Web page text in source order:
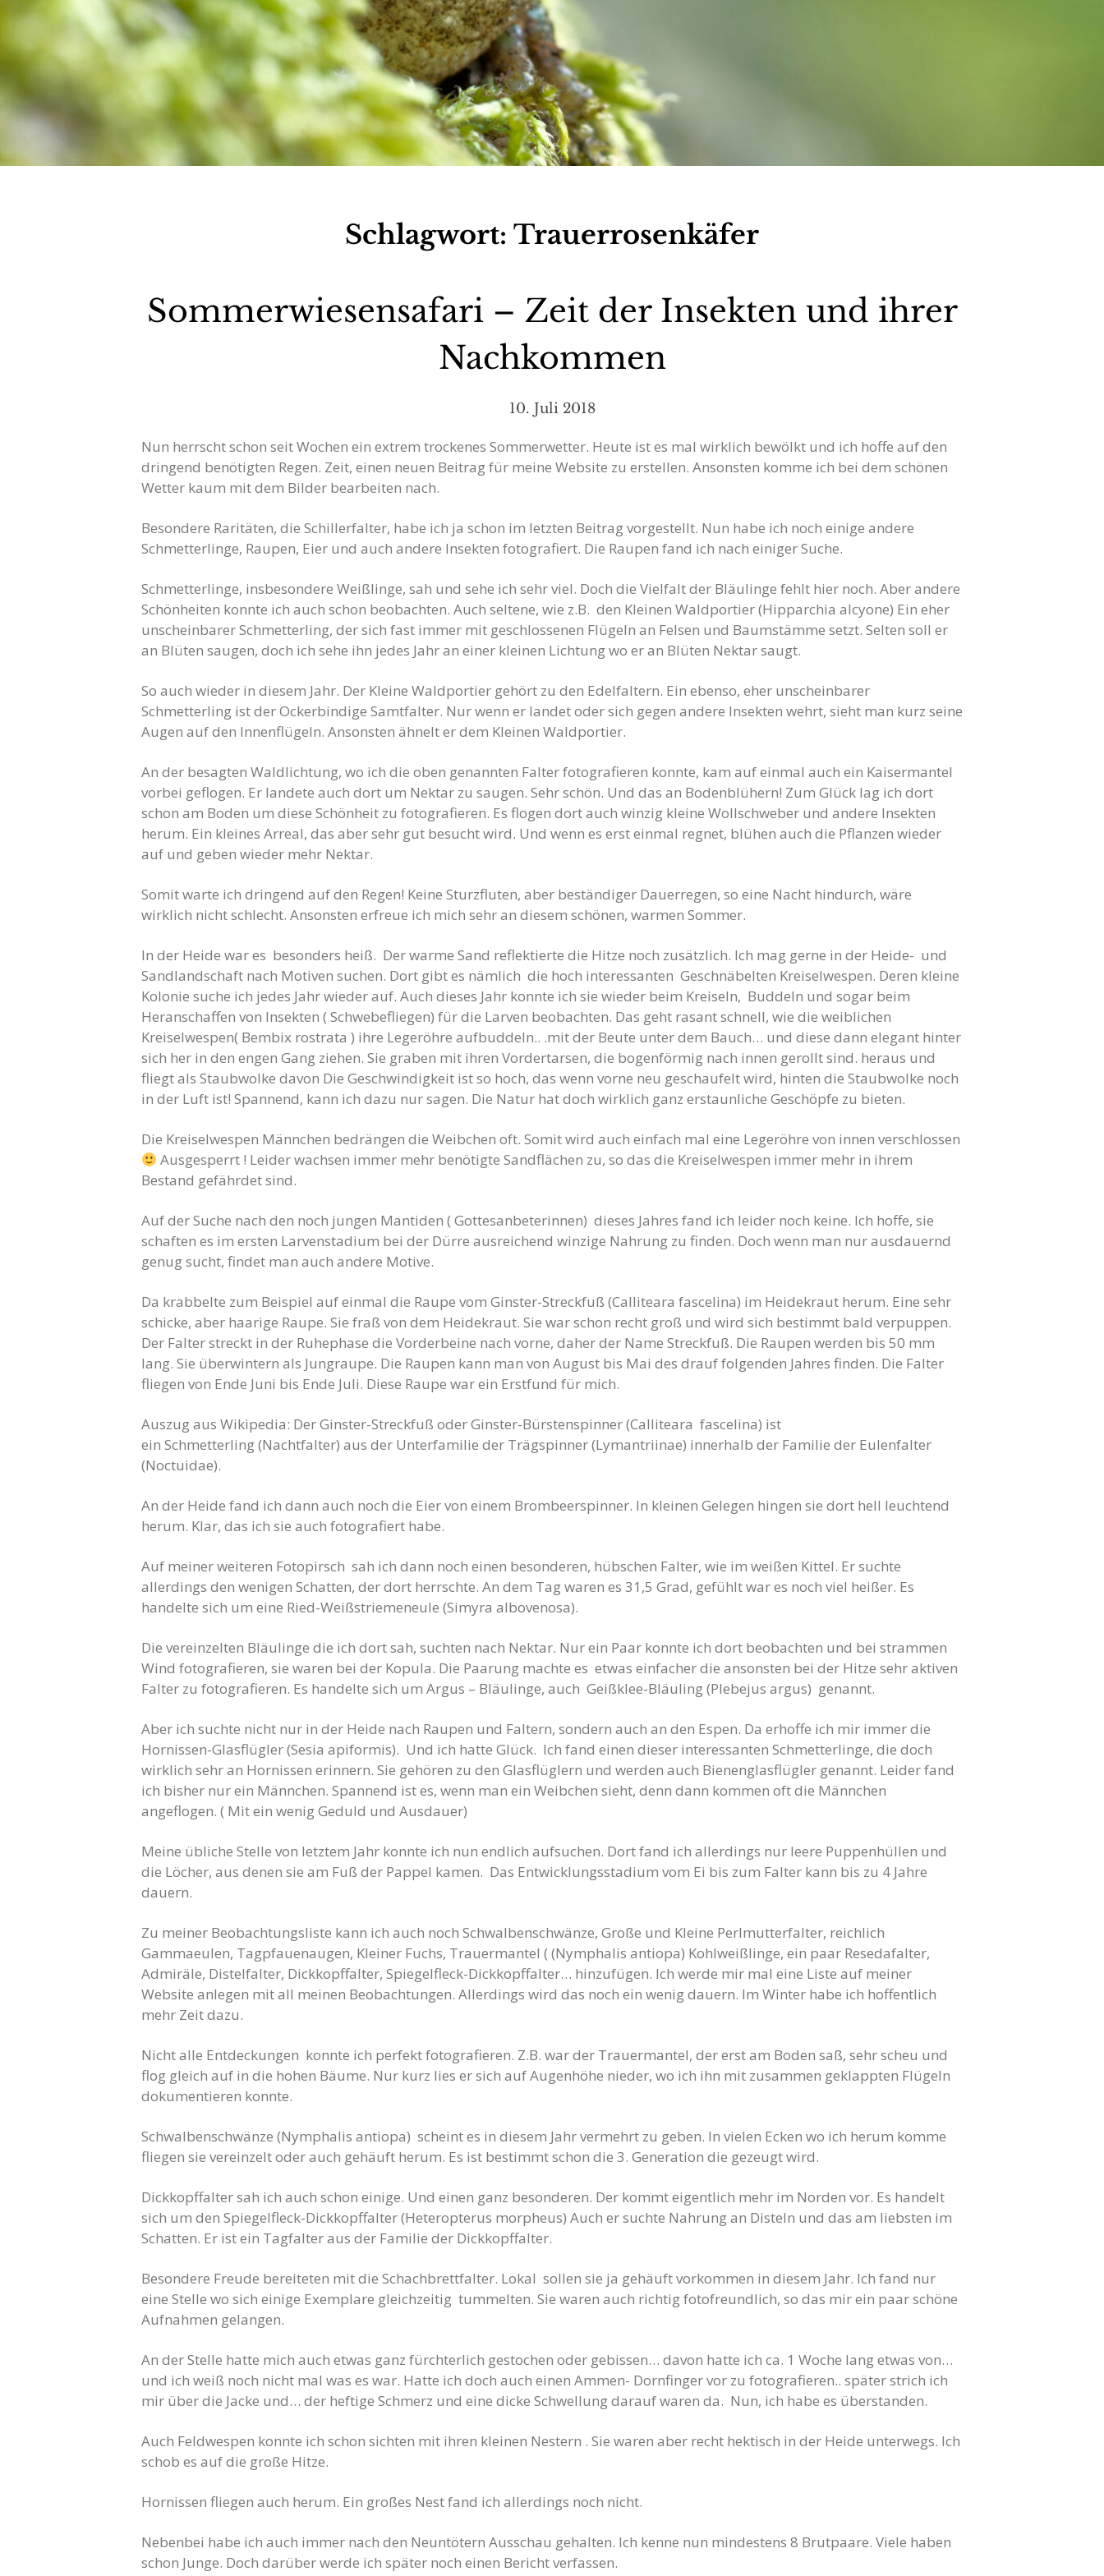
Schlagwort: Trauerrosenkäfer
Sommerwiesensafari – Zeit der Insekten und ihrer
Nachkommen
10. Juli 2018
Nun herrscht schon seit Wochen ein extrem trockenes Sommerwetter. Heute ist es mal wirklich bewölkt und ich hoffe auf den
dringend benötigten Regen. Zeit, einen neuen Beitrag für meine Website zu erstellen. Ansonsten komme ich bei dem schönen
Wetter kaum mit dem Bilder bearbeiten nach.
Besondere Raritäten, die Schillerfalter, habe ich ja schon im letzten Beitrag vorgestellt. Nun habe ich noch einige andere
Schmetterlinge, Raupen, Eier und auch andere Insekten fotografiert. Die Raupen fand ich nach einiger Suche.
Schmetterlinge, insbesondere Weißlinge, sah und sehe ich sehr viel. Doch die Vielfalt der Bläulinge fehlt hier noch. Aber andere
Schönheiten konnte ich auch schon beobachten. Auch seltene, wie z.B. den Kleinen Waldportier (Hipparchia alcyone) Ein eher
unscheinbarer Schmetterling, der sich fast immer mit geschlossenen Flügeln an Felsen und Baumstämme setzt. Selten soll er
an Blüten saugen, doch ich sehe ihn jedes Jahr an einer kleinen Lichtung wo er an Blüten Nektar saugt.
So auch wieder in diesem Jahr. Der Kleine Waldportier gehört zu den Edelfaltern. Ein ebenso, eher unscheinbarer
Schmetterling ist der Ockerbindige Samtfalter. Nur wenn er landet oder sich gegen andere Insekten wehrt, sieht man kurz seine
Augen auf den Innenflügeln. Ansonsten ähnelt er dem Kleinen Waldportier.
An der besagten Waldlichtung, wo ich die oben genannten Falter fotografieren konnte, kam auf einmal auch ein Kaisermantel
vorbei geflogen. Er landete auch dort um Nektar zu saugen. Sehr schön. Und das an Bodenblühern! Zum Glück lag ich dort
schon am Boden um diese Schönheit zu fotografieren. Es flogen dort auch winzig kleine Wollschweber und andere Insekten
herum. Ein kleines Arreal, das aber sehr gut besucht wird. Und wenn es erst einmal regnet, blühen auch die Pflanzen wieder
auf und geben wieder mehr Nektar.
Somit warte ich dringend auf den Regen! Keine Sturzfluten, aber beständiger Dauerregen, so eine Nacht hindurch, wäre
wirklich nicht schlecht. Ansonsten erfreue ich mich sehr an diesem schönen, warmen Sommer.
In der Heide war es besonders heiß. Der warme Sand reflektierte die Hitze noch zusätzlich. Ich mag gerne in der Heide- und
Sandlandschaft nach Motiven suchen. Dort gibt es nämlich die hoch interessanten Geschnäbelten Kreiselwespen. Deren kleine
Kolonie suche ich jedes Jahr wieder auf. Auch dieses Jahr konnte ich sie wieder beim Kreiseln, Buddeln und sogar beim
Heranschaffen von Insekten ( Schwebefliegen) für die Larven beobachten. Das geht rasant schnell, wie die weiblichen
Kreiselwespen( Bembix rostrata ) ihre Legeröhre aufbuddeln.. .mit der Beute unter dem Bauch… und diese dann elegant hinter
sich her in den engen Gang ziehen. Sie graben mit ihren Vordertarsen, die bogenförmig nach innen gerollt sind. heraus und
fliegt als Staubwolke davon Die Geschwindigkeit ist so hoch, das wenn vorne neu geschaufelt wird, hinten die Staubwolke noch
in der Luft ist! Spannend, kann ich dazu nur sagen. Die Natur hat doch wirklich ganz erstaunliche Geschöpfe zu bieten.
Die Kreiselwespen Männchen bedrängen die Weibchen oft. Somit wird auch einfach mal eine Legeröhre von innen verschlossen
Ausgesperrt ! Leider wachsen immer mehr benötigte Sandflächen zu, so das die Kreiselwespen immer mehr in ihrem
Bestand gefährdet sind.
Auf der Suche nach den noch jungen Mantiden ( Gottesanbeterinnen) dieses Jahres fand ich leider noch keine. Ich hoffe, sie
schaften es im ersten Larvenstadium bei der Dürre ausreichend winzige Nahrung zu finden. Doch wenn man nur ausdauernd
genug sucht, findet man auch andere Motive.
Da krabbelte zum Beispiel auf einmal die Raupe vom Ginster-Streckfuß (Calliteara fascelina) im Heidekraut herum. Eine sehr
schicke, aber haarige Raupe. Sie fraß von dem Heidekraut. Sie war schon recht groß und wird sich bestimmt bald verpuppen.
Der Falter streckt in der Ruhephase die Vorderbeine nach vorne, daher der Name Streckfuß. Die Raupen werden bis 50 mm
lang. Sie überwintern als Jungraupe. Die Raupen kann man von August bis Mai des drauf folgenden Jahres finden. Die Falter
fliegen von Ende Juni bis Ende Juli. Diese Raupe war ein Erstfund für mich.
Auszug aus Wikipedia: Der Ginster-Streckfuß oder Ginster-Bürstenspinner (Calliteara fascelina) ist
ein Schmetterling (Nachtfalter) aus der Unterfamilie der Trägspinner (Lymantriinae) innerhalb der Familie der Eulenfalter
(Noctuidae).
An der Heide fand ich dann auch noch die Eier von einem Brombeerspinner. In kleinen Gelegen hingen sie dort hell leuchtend
herum. Klar, das ich sie auch fotografiert habe.
Auf meiner weiteren Fotopirsch sah ich dann noch einen besonderen, hübschen Falter, wie im weißen Kittel. Er suchte
allerdings den wenigen Schatten, der dort herrschte. An dem Tag waren es 31,5 Grad, gefühlt war es noch viel heißer. Es
handelte sich um eine Ried-Weißstriemeneule (Simyra albovenosa).
Die vereinzelten Bläulinge die ich dort sah, suchten nach Nektar. Nur ein Paar konnte ich dort beobachten und bei strammen
Wind fotografieren, sie waren bei der Kopula. Die Paarung machte es etwas einfacher die ansonsten bei der Hitze sehr aktiven
Falter zu fotografieren. Es handelte sich um Argus – Bläulinge, auch Geißklee-Bläuling (Plebejus argus) genannt.
Aber ich suchte nicht nur in der Heide nach Raupen und Faltern, sondern auch an den Espen. Da erhoffe ich mir immer die
Hornissen-Glasflügler (Sesia apiformis). Und ich hatte Glück. Ich fand einen dieser interessanten Schmetterlinge, die doch
wirklich sehr an Hornissen erinnern. Sie gehören zu den Glasflüglern und werden auch Bienenglasflügler genannt. Leider fand
ich bisher nur ein Männchen. Spannend ist es, wenn man ein Weibchen sieht, denn dann kommen oft die Männchen
angeflogen. ( Mit ein wenig Geduld und Ausdauer)
Meine übliche Stelle von letztem Jahr konnte ich nun endlich aufsuchen. Dort fand ich allerdings nur leere Puppenhüllen und
die Löcher, aus denen sie am Fuß der Pappel kamen. Das Entwicklungsstadium vom Ei bis zum Falter kann bis zu 4 Jahre
dauern.
Zu meiner Beobachtungsliste kann ich auch noch Schwalbenschwänze, Große und Kleine Perlmutterfalter, reichlich
Gammaeulen, Tagpfauenaugen, Kleiner Fuchs, Trauermantel ( (Nymphalis antiopa) Kohlweißlinge, ein paar Resedafalter,
Admiräle, Distelfalter, Dickkopffalter, Spiegelfleck-Dickkopffalter… hinzufügen. Ich werde mir mal eine Liste auf meiner
Website anlegen mit all meinen Beobachtungen. Allerdings wird das noch ein wenig dauern. Im Winter habe ich hoffentlich
mehr Zeit dazu.
Nicht alle Entdeckungen konnte ich perfekt fotografieren. Z.B. war der Trauermantel, der erst am Boden saß, sehr scheu und
flog gleich auf in die hohen Bäume. Nur kurz lies er sich auf Augenhöhe nieder, wo ich ihn mit zusammen geklappten Flügeln
dokumentieren konnte.
Schwalbenschwänze (Nymphalis antiopa) scheint es in diesem Jahr vermehrt zu geben. In vielen Ecken wo ich herum komme
fliegen sie vereinzelt oder auch gehäuft herum. Es ist bestimmt schon die 3. Generation die gezeugt wird.
Dickkopffalter sah ich auch schon einige. Und einen ganz besonderen. Der kommt eigentlich mehr im Norden vor. Es handelt
sich um den Spiegelfleck-Dickkopffalter (Heteropterus morpheus) Auch er suchte Nahrung an Disteln und das am liebsten im
Schatten. Er ist ein Tagfalter aus der Familie der Dickkopffalter.
Besondere Freude bereiteten mit die Schachbrettfalter. Lokal sollen sie ja gehäuft vorkommen in diesem Jahr. Ich fand nur
eine Stelle wo sich einige Exemplare gleichzeitig tummelten. Sie waren auch richtig fotofreundlich, so das mir ein paar schöne
Aufnahmen gelangen.
An der Stelle hatte mich auch etwas ganz fürchterlich gestochen oder gebissen… davon hatte ich ca. 1 Woche lang etwas von…
und ich weiß noch nicht mal was es war. Hatte ich doch auch einen Ammen- Dornfinger vor zu fotografieren.. später strich ich
mir über die Jacke und… der heftige Schmerz und eine dicke Schwellung darauf waren da. Nun, ich habe es überstanden.
Auch Feldwespen konnte ich schon sichten mit ihren kleinen Nestern . Sie waren aber recht hektisch in der Heide unterwegs. Ich
schob es auf die große Hitze.
Hornissen fliegen auch herum. Ein großes Nest fand ich allerdings noch nicht.
Nebenbei habe ich auch immer nach den Neuntötern Ausschau gehalten. Ich kenne nun mindestens 8 Brutpaare. Viele haben
schon Junge. Doch darüber werde ich später noch einen Bericht verfassen.